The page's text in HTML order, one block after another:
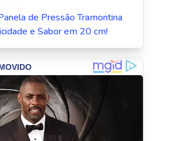
de Pressão Tramontina
e Sabor em 20 cm!